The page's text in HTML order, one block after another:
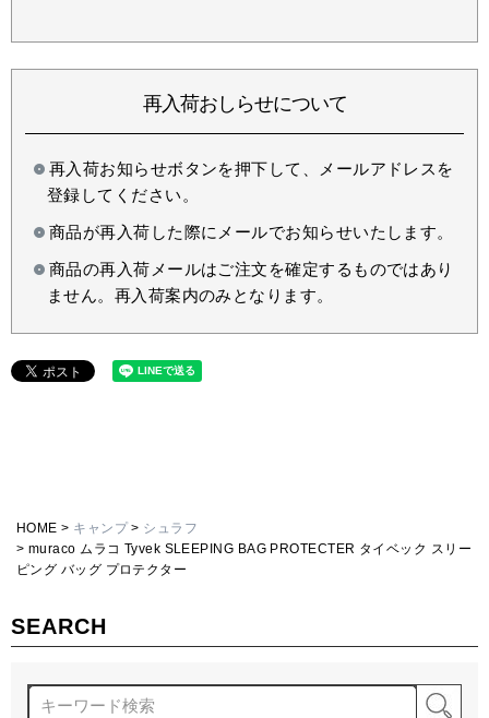
SEARCH
再入荷おしらせについて
再入荷お知らせボタンを押下して、メールアドレスを
登録してください。
商品が再入荷した際にメールでお知らせいたします。
商品の再入荷メールはご注文を確定するものではあり
ません。再入荷案内のみとなります。
HOME キャンプ
シュラフ
muraco ムラコ Tyvek SLEEPING BAG PROTECTER タイベック スリー
ピング バッグ プロテクター